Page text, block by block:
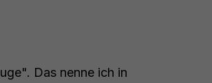
Das nenne ich in